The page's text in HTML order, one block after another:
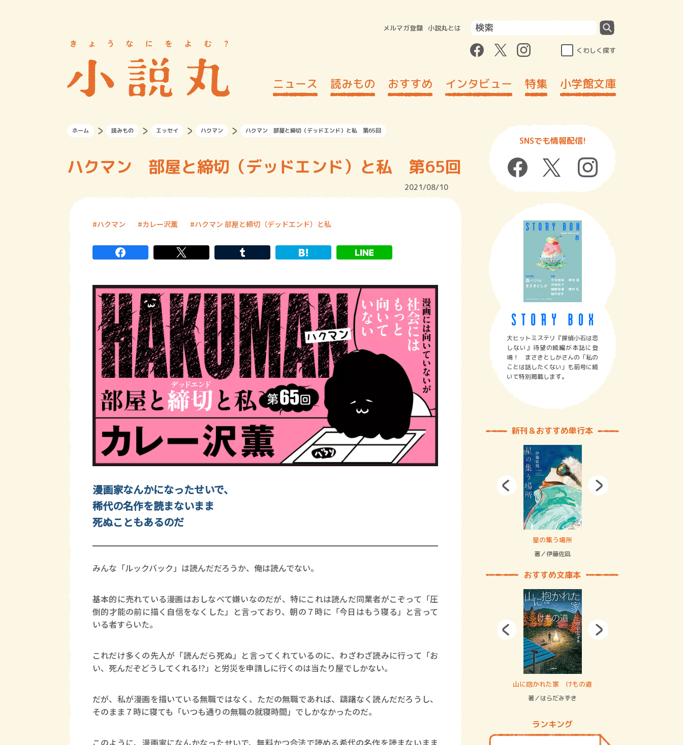
メルマガ登録 小説丸とは
くわしく探す
ニュース 読みもの おすすめ インタビュー 特集 小学館文庫
ホーム 読みもの エッセイ ハクマン ハクマン 部屋と締切（デッドエンド）と私 第65回
ハクマン 部屋と締切（デッドエンド）と私 第65回
2021/08/10
ハクマン カレー沢薫 ハクマン 部屋と締切（デッドエンド）と私
漫画家なんかになったせいで、
稀代の名作を読まないまま
死ぬこともあるのだ
みんな「ルックバック」は読んだだろうか、俺は読んでない。
基本的に売れている漫画はおしなべて嫌いなのだが、特にこれは読んだ同業者がこぞって「圧
倒的才能の前に描く自信をなくした」と言っており、朝の７時に「今日はもう寝る」と言って
いる者すらいた。
これだけ多くの先人が「読んだら死ぬ」と言ってくれているのに、わざわざ読みに行って「お
い、死んだぞどうしてくれる!?」と労災を申請しに行くのは当たり屋でしかない。
だが、私が漫画を描いている無職ではなく、ただの無職であれば、躊躇なく読んだだろうし、
そのまま７時に寝ても「いつも通りの無職の就寝時間」でしかなかったのだ。
このように、漫画家になんかなったせいで、無料かつ合法で読める希代の名作を読まないまま
SNSでも情報配信!
大ヒットミステリ『探偵小石は恋
しない』待望の続編が本誌に登
場！ まさきとしかさんの「私の
ことは話したくない」も前号に続
いて特別掲載します。
新刊＆おすすめ単行本
星の集う場所
著／伊藤佐凪
おすすめ文庫本
ロボット・イン・ザ・システム
著／デボラ・イン…
山に抱かれた家 けもの道
著／はらだみずき
ランキング